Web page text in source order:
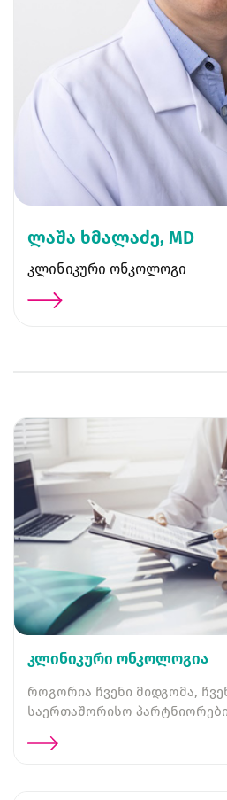
კლინიკური ონკოლოგია
როგორია ჩვენი მიდგომა,
საერთაშორისო
ლაშა ხმალაძე, MD
კლინიკური ონკოლოგი